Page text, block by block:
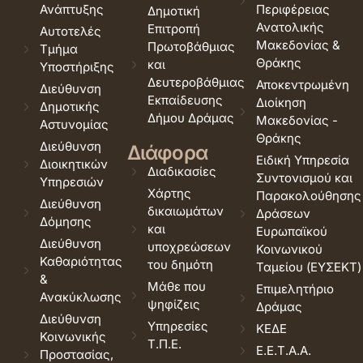
Ανάπτυξης
Αυτοτελές
Τμήμα
Υποστήριξης
Διεύθυνση
Δημοτικής
Αστυνομίας
Διεύθυνση
Διοικητικών
Υπηρεσιών
Διεύθυνση
Δόμησης
Διεύθυνση
Καθαριότητας
&
Ανακύκλωσης
Διεύθυνση
Κοινωνικής
Προστασίας,
Δημοτική
Επιτροπή
Πρωτοβάθμιας
και
Δευτεροβάθμιας
Εκπαίδευσης
Δήμου Δράμας
Διάφορα
Διαδικασίες
Χάρτης
δικαιωμάτων
και
υποχρεώσεων
του δημότη
Μάθε που
ψηφίζεις
Υπηρεσίες
Τ.Π.Ε.
Περιφέρειας
Ανατολικής
Μακεδονίας &
Θράκης
Αποκεντρωμένη
Διοίκηση
Μακεδονίας -
Θράκης
Ειδική Υπηρεσία
Συντονισμού και
Παρακολούθησης
Δράσεων
Ευρωπαϊκού
Κοινωνικού
Ταμείου (ΕΥΣΕΚΤ)
Επιμελητήριο
Δράμας
ΚΕΔΕ
Ε.Ε.Τ.Α.Α.